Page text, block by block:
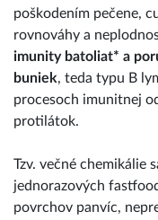
poškodením pečene,
rovnováhy a
imunity batoliat* a
buniek, teda typu B
procesoch imunitnej
protilátok.
Tzv. večné chemikálie
jednorazových
povrchov panvíc,